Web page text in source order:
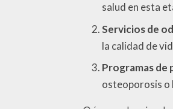
salud en esta
Servicios de
la calidad de
Programas de
osteoporosis o